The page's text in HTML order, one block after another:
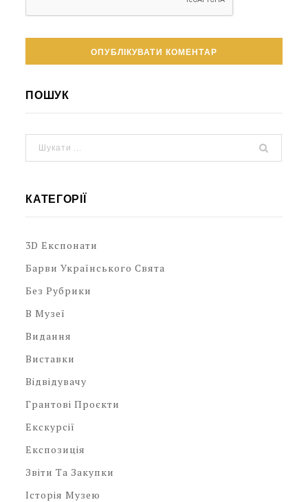
ПОШУК
КАТЕГОРІЇ
3D Експонати
Барви Українського Свята
Без Рубрики
В Музеї
Видання
Виставки
Відвідувачу
Грантові Проєкти
Екскурсії
Експозиція
Звіти Та Закупки
Історія Музею